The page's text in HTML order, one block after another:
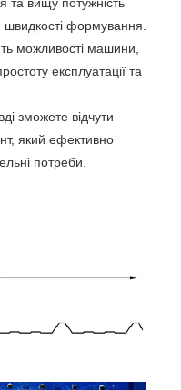
формування.
можливості машини,
експлуатації та
зможете відчути
який ефективно
потреби.